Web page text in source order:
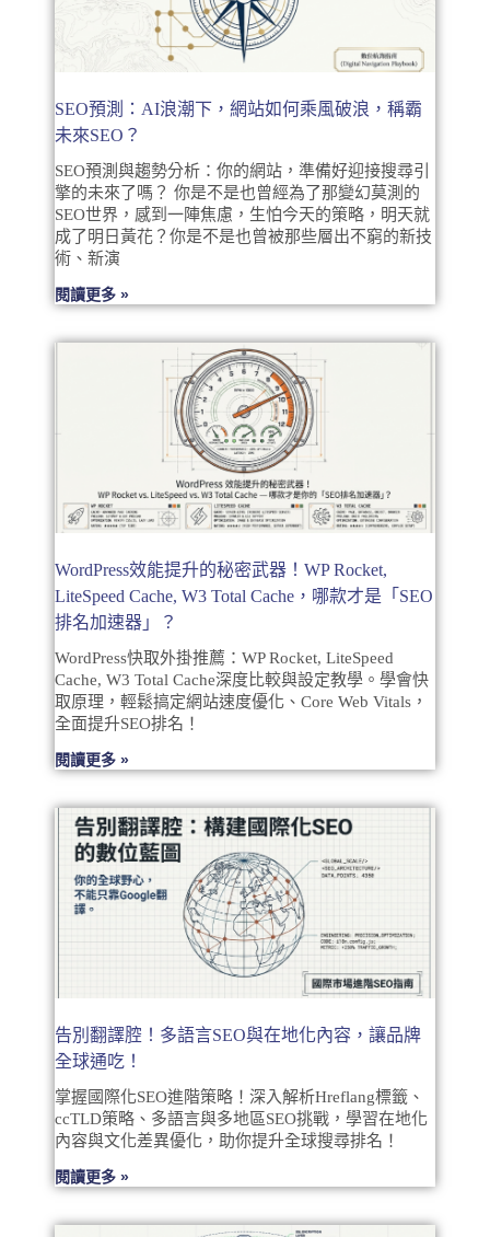
SEO預測：AI浪潮下，網站如何乘風破浪，稱霸
未來SEO？
SEO預測與趨勢分析：你的網站，準備好迎接搜尋引
擎的未來了嗎？ 你是不是也曾經為了那變幻莫測的
SEO世界，感到一陣焦慮，生怕今天的策略，明天就
成了明日黃花？你是不是也曾被那些層出不窮的新技
術、新演
閱讀更多 »
WordPress效能提升的秘密武器！WP Rocket,
LiteSpeed Cache, W3 Total Cache，哪款才是「SEO
排名加速器」？
WordPress快取外掛推薦：WP Rocket, LiteSpeed
Cache, W3 Total Cache深度比較與設定教學。學會快
取原理，輕鬆搞定網站速度優化、Core Web Vitals，
全面提升SEO排名！
閱讀更多 »
告別翻譯腔！多語言SEO與在地化內容，讓品牌
全球通吃！
掌握國際化SEO進階策略！深入解析Hreflang標籤、
ccTLD策略、多語言與多地區SEO挑戰，學習在地化
內容與文化差異優化，助你提升全球搜尋排名！
閱讀更多 »